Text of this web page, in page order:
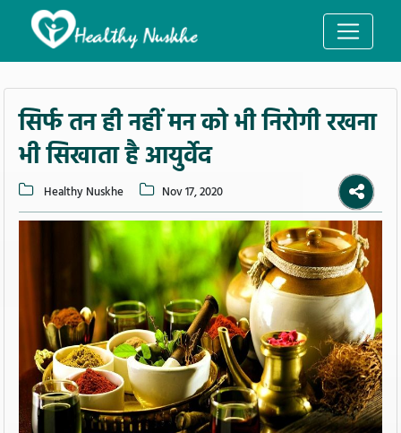
सिर्फ तन ही नहीं मन को भी निरोगी रखना
भी सिखाता है आयुर्वेद
Healthy Nuskhe Nov 17, 2020